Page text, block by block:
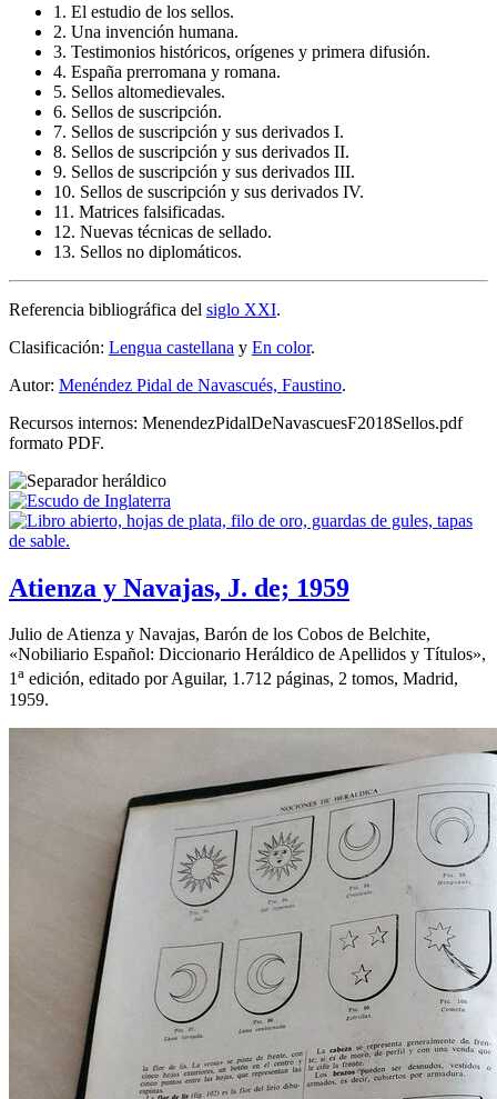
1. El estudio de los sellos.
2. Una invención humana.
3. Testimonios históricos, orígenes y primera difusión.
4. España prerromana y romana.
5. Sellos altomedievales.
6. Sellos de suscripción.
7. Sellos de suscripción y sus derivados I.
8. Sellos de suscripción y sus derivados II.
9. Sellos de suscripción y sus derivados III.
10. Sellos de suscripción y sus derivados IV.
11. Matrices falsificadas.
12. Nuevas técnicas de sellado.
13. Sellos no diplomáticos.
Referencia bibliográfica del siglo XXI.
Clasificación: Lengua castellana y En color.
Autor: Menéndez Pidal de Navascués, Faustino.
Recursos internos: MenendezPidalDeNavascuesF2018Sellos.pdf
formato PDF.
Atienza y Navajas, J. de; 1959
Julio de Atienza y Navajas, Barón de los Cobos de Belchite,
«Nobiliario Español: Diccionario Heráldico de Apellidos y Títulos»,
1a edición, editado por Aguilar, 1.712 páginas, 2 tomos, Madrid,
1959.